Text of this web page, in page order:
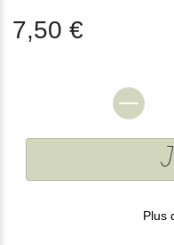
7,50 €
Plus